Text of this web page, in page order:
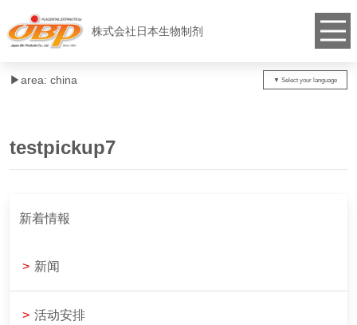
株式会社日本生物制剂
▶︎area: china
testpickup7
新着情報
> 新闻
> 活动安排